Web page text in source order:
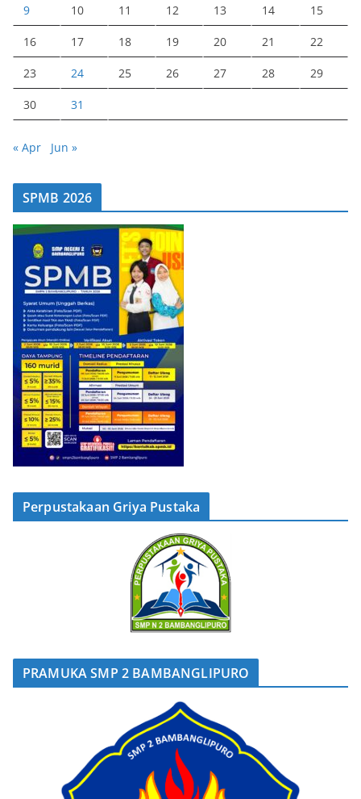
9 10 11 12 13 14 15
16 17 18 19 20 21 22
23 24 25 26 27 28 29
30 31
« Apr Jun »
SPMB 2026
Perpustakaan Griya Pustaka
PRAMUKA SMP 2 BAMBANGLIPURO